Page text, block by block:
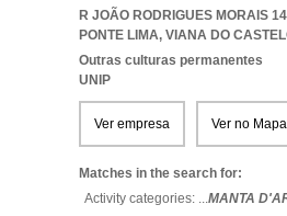
R JOÃO RODRIGUES MORAIS
PONTE LIMA, VIANA DO
Outras culturas permanentes
UNIP
Ver empresa Ver no Mapa
Matches in the search for:
Activity categories: ...MANTA